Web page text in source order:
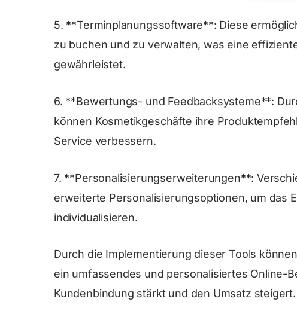
5. **Terminplanungssoftware**: Diese
zu buchen und zu verwalten, was eine
gewährleistet.
6. **Bewertungs- und Feedbacksysteme**:
können Kosmetikgeschäfte ihre
Service verbessern.
7. **Personalisierungserweiterungen**:
erweiterte Personalisierungsoptionen, um das
individualisieren.
Durch die Implementierung dieser Tools
ein umfassendes und personalisiertes Online-
Kundenbindung stärkt und den Umsatz steigert.